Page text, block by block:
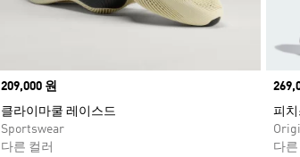
Price
209,000 원
클라이마쿨 레이스드
Sportswear
다른 컬러
피치
다른